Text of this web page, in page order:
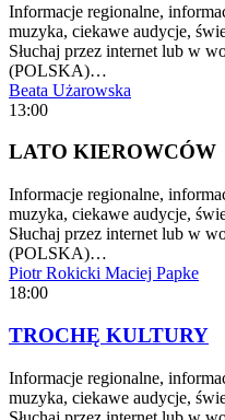
Informacje regionalne,
muzyka, ciekawe audycje,
Słuchaj przez internet lub w
(POLSKA)…
Beata Użarowska
13:00
LATO KIEROWCÓW
Informacje regionalne,
muzyka, ciekawe audycje,
Słuchaj przez internet lub w
(POLSKA)…
Piotr Rokicki Maciej Papke
18:00
TROCHĘ KULTURY
Informacje regionalne,
muzyka, ciekawe audycje,